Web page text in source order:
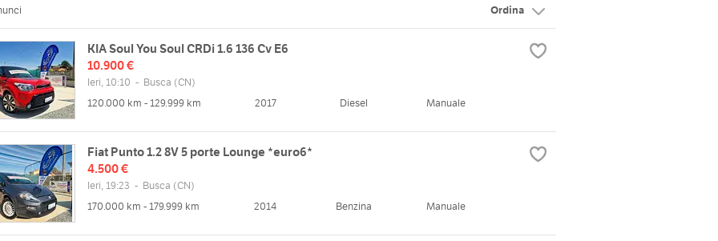
Ordina
KIA Soul You Soul CRDi 1.6 136 Cv E6
10.900 €
Ieri, 10:10 - Busca (CN)
120.000 km - 129.999 km
2017 Diesel Manuale
Fiat Punto 1.2 8V 5 porte Lounge *euro6*
4.500 €
Ieri, 19:23 - Busca (CN)
170.000 km - 179.999 km
2014 Benzina Manuale